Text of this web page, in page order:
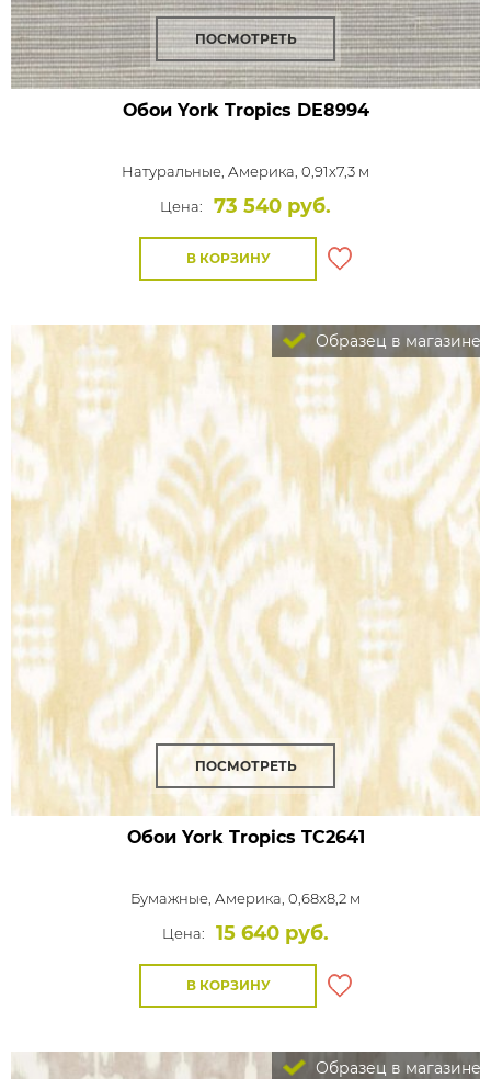
ПОСМОТРЕТЬ
Обои York Tropics DE8994
Натуральные, Америка, 0,91x7,3 м
Цена:
73 540 руб.
В КОРЗИНУ
Образец в магазине
ПОСМОТРЕТЬ
Обои York Tropics TC2641
Бумажные, Америка, 0,68x8,2 м
Цена:
15 640 руб.
В КОРЗИНУ
Образец в магазине